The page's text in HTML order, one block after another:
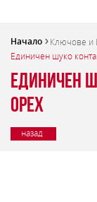
Начало Ключове и
Единичен шуко
Единичен
орех
назад